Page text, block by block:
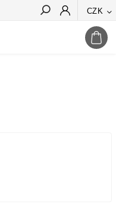
CZK
Hledat